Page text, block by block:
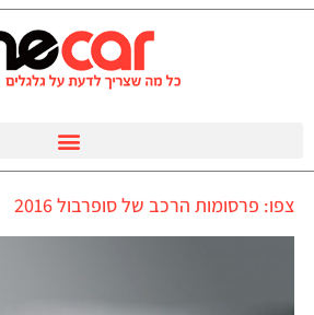
צפו: פרסומות הרכב של סופרבול 2016